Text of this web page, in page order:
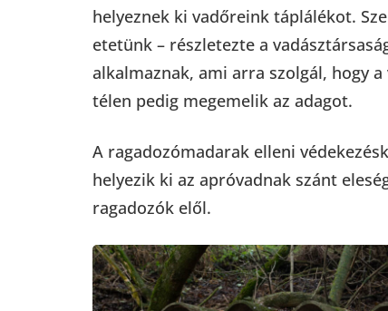
helyeznek ki vadőreink táplálékot.
etetünk – részletezte a
alkalmaznak, ami arra szolgál, hogy
télen pedig megemelik az adagot.
A ragadozómadarak elleni
helyezik ki az apróvadnak szánt
ragadozók elől.